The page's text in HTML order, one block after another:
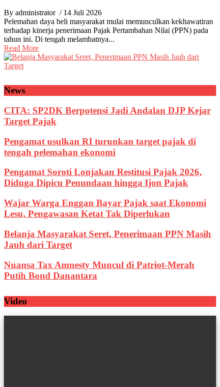
By administrator/ 14 Juli 2026
Pelemahan daya beli masyarakat mulai memunculkan kekhawatiran
terhadap kinerja penerimaan Pajak Pertambahan Nilai (PPN) pada
tahun ini. Di tengah melambatnya...
Read More
News
CITA: SP2DK Berpotensi Jadi Andalan DJP Kejar
Target Pajak
Pengamat usulkan RI turunkan target pajak di
tengah pelemahan ekonomi
Pengamat Soroti Lonjakan Restitusi Pajak 2026,
Diduga Dipicu Penundaan hingga Ijon Pajak
Wajar Warga Enggan Bayar Pajak saat Ekonomi
Lesu, Pengawasan Ketat Tak Diperlukan
Belanja Masyarakat Seret, Penerimaan PPN Masih
Jauh dari Target
Nuansa Tax Amnesty Muncul di Patriot-Merah
Putih Bond Danantara
Video